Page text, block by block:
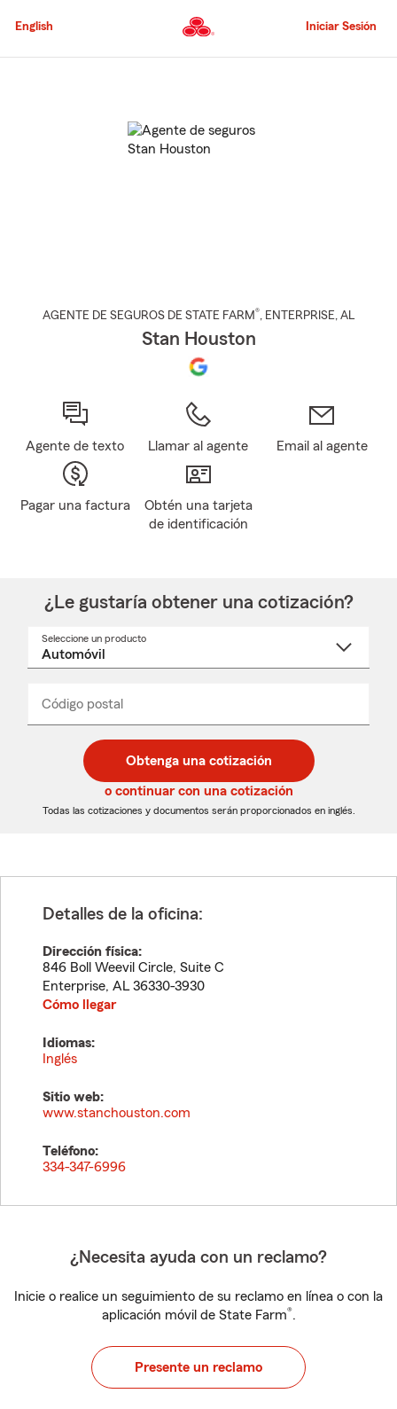
al
principal
English Iniciar Sesión
AGENTE DE SEGUROS DE STATE FARM®, ENTERPRISE, AL
Stan Houston
Agente de texto Llamar al agente Email al agente
Pagar una factura
Obtén una tarjeta
de identificación
¿Le gustaría obtener una cotización?
Seleccione un producto
desplegable
Código postal
de
5
dígitos
de
5
dígitos
_____
Obtenga una cotización
o continuar con una cotización
Todas las cotizaciones y documentos serán proporcionados en inglés.
Detalles de la oficina:
Dirección física:
846 Boll Weevil Circle, Suite C
Enterprise, AL 36330-3930
Cómo llegar
Idiomas:
Inglés
Sitio web:
www.stanchouston.com
Teléfono:
334-347-6996
¿Necesita ayuda con un reclamo?
Inicie o realice un seguimiento de su reclamo en línea o con la
aplicación móvil de State Farm®.
Presente un reclamo